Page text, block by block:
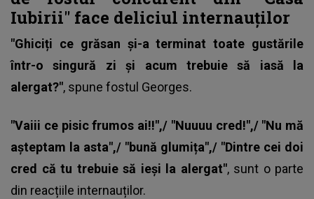
Iubirii" face deliciul internauților
"Ghiciți ce grăsan și-a terminat toate gustările
într-o singură zi și acum trebuie să iasă la
alergat?", spune fostul Georges.
"Vaiii ce pisic frumos ai!!",/ "Nuuuu cred!",/ "Nu mă
așteptam la asta",/ "bună glumița",/ "Dintre cei doi
cred că tu trebuie să ieși la alergat", sunt o parte
din reacțiile internauților.